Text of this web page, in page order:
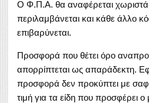
Ο Φ.Π.Α. θα αναφέρεται χωριστά.
περιλαμβάνεται και κάθε άλλο
επιβαρύνεται.
Προσφορά που θέτει όρο
απορρίπτεται ως απαράδεκτη.
προσφορά δεν προκύπτει με
τιμή για τα είδη που προσφέρει